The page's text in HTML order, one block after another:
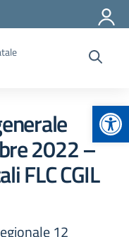
2022 –
FLC CGIL
12